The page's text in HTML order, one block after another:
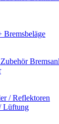
Bremsbeläge
/ Reflektoren
Lüftung